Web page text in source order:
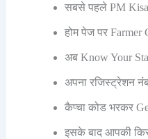
सबसे पहले PM
होम पेज पर Farmer
अब Know Your
अपना रजिस्ट्रेशन
कैप्चा कोड भरकर
इसके बाद आपकी